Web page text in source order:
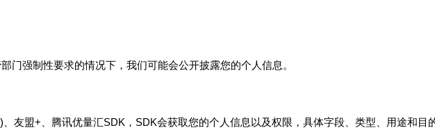
门强制性要求的情况下，我们可能会公开披露您的个人信息。
友盟+、腾讯优量汇SDK，SDK会获取您的个人信息以及权限，具体字段、类型、用途和目